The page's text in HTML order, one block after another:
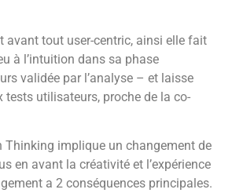
avant tout user-centric, ainsi elle fait
à l’intuition dans sa phase
validée par l’analyse – et laisse
tests utilisateurs, proche de la co-
Thinking implique un changement de
en avant la créativité et l’expérience
a 2 conséquences principales.